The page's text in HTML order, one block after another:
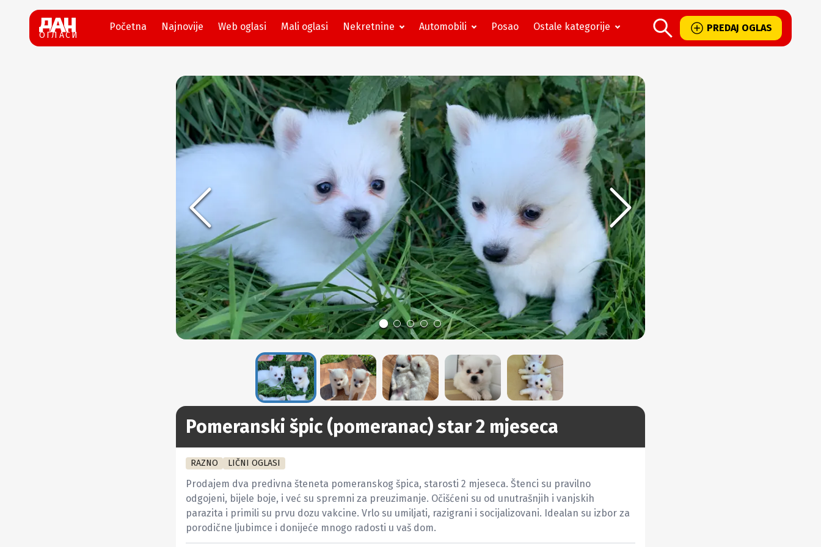
ОГЛАСИ
Početna Najnovije Web oglasi Mali oglasi Nekretnine Automobili Posao Ostale kategorije PREDAJ OGLAS
Pomeranski špic (pomeranac) star 2 mjeseca
RAZNO LIČNI OGLASI
Prodajem dva predivna šteneta pomeranskog špica, starosti 2 mjeseca. Štenci su pravilno
odgojeni, bijele boje, i već su spremni za preuzimanje. Očišćeni su od unutrašnjih i vanjskih
parazita i primili su prvu dozu vakcine. Vrlo su umiljati, razigrani i socijalizovani. Idealan su izbor za
porodične ljubimce i donijeće mnogo radosti u vaš dom.